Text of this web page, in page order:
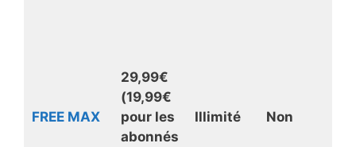
FREE MAX
29,99€
(19,99€
pour les
abonnés
Illimité Non